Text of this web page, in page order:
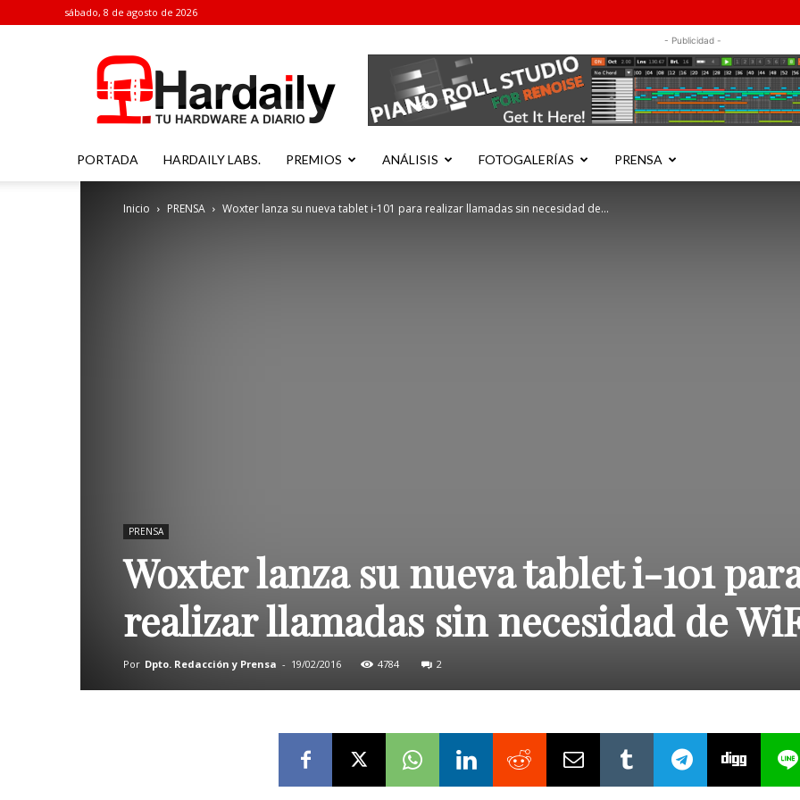
sábado, 8 de agosto de 2026
- Publicidad -
PORTADA HARDAILY LABS. PREMIOS ANÁLISIS FOTOGALERÍAS PRENSA
Inicio PRENSA Woxter lanza su nueva tablet i-101 para realizar llamadas sin necesidad de...
PRENSA
Woxter lanza su nueva tablet i-101
realizar llamadas sin necesidad de
Por Dpto. Redacción y Prensa - 19/02/2016 4784 2